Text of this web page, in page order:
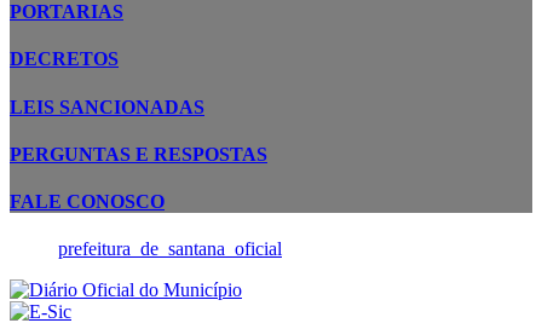
PORTARIAS
DECRETOS
LEIS SANCIONADAS
PERGUNTAS E RESPOSTAS
FALE CONOSCO
prefeitura_de_santana_oficial